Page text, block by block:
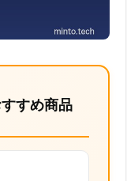
すめ商品